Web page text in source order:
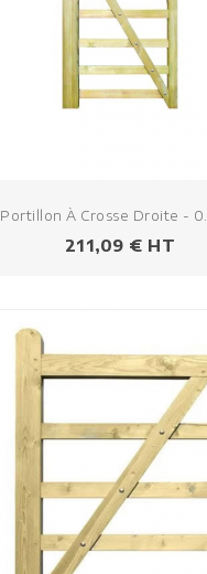
Portillon À Crosse Droite -
Prezzo
211,09 € HT